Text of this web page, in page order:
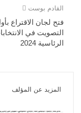
القادم بوست
فتح لجان الاقتراع
التصويت في
الرئاسية 2024
المزيد عن المؤلف